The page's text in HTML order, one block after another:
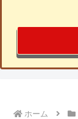
ホーム